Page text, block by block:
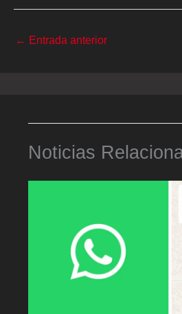
← Entrada anterior
Noticias